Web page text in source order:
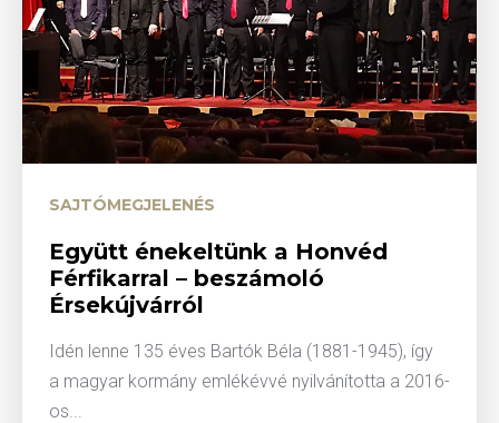
SAJTÓMEGJELENÉS
Együtt énekeltünk a Honvéd
Férfikarral – beszámoló
Érsekújvárról
Idén lenne 135 éves Bartók Béla (1881-1945), így
a magyar kormány emlékévvé nyilvánította a 2016-
os...